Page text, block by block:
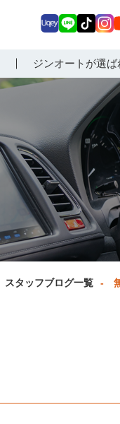
ジンオートが選ば
ey E
Tokagr
am
スタッフブログ一覧